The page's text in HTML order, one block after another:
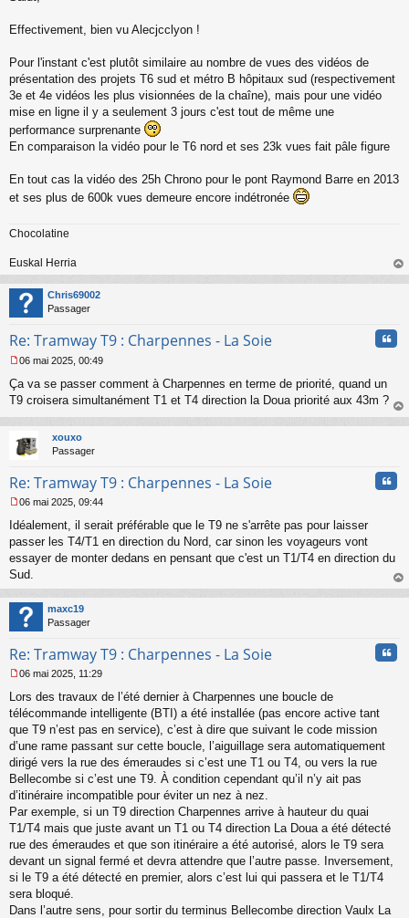
s
e
n
o
n
u
Effectivement, bien vu Alecjcclyon !
Pour l'instant c'est plutôt similaire au nombre de vues des vidéos de
présentation des projets T6 sud et métro B hôpitaux sud (respectivement
3e et 4e vidéos les plus visionnées de la chaîne), mais pour une vidéo
mise en ligne il y a seulement 3 jours c'est tout de même une
performance surprenante
En comparaison la vidéo pour le T6 nord et ses 23k vues fait pâle figure
En tout cas la vidéo des 25h Chrono pour le pont Raymond Barre en 2013
et ses plus de 600k vues demeure encore indétronée
Chocolatine
Euskal Herria
au
Chris69002
Passager
Re: Tramway T9 : Charpennes - La Soie
e
s
a
g
e
o
l
u
06 mai 2025, 00:49
Ça va se passer comment à Charpennes en terme de priorité, quand un
T9 croisera simultanément T1 et T4 direction la Doua priorité aux 43m ?
au
xouxo
Passager
Re: Tramway T9 : Charpennes - La Soie
e
s
g
n
o
u
06 mai 2025, 09:44
Idéalement, il serait préférable que le T9 ne s'arrête pas pour laisser
passer les T4/T1 en direction du Nord, car sinon les voyageurs vont
essayer de monter dedans en pensant que c'est un T1/T4 en direction du
Sud.
au
maxc19
Passager
Re: Tramway T9 : Charpennes - La Soie
e
s
s
g
e
n
o
n
l
u
06 mai 2025, 11:29
Lors des travaux de l’été dernier à Charpennes une boucle de
télécommande intelligente (BTI) a été installée (pas encore active tant
que T9 n’est pas en service), c’est à dire que suivant le code mission
d’une rame passant sur cette boucle, l’aiguillage sera automatiquement
dirigé vers la rue des émeraudes si c’est une T1 ou T4, ou vers la rue
Bellecombe si c’est une T9. À condition cependant qu’il n’y ait pas
d’itinéraire incompatible pour éviter un nez à nez.
Par exemple, si un T9 direction Charpennes arrive à hauteur du quai
T1/T4 mais que juste avant un T1 ou T4 direction La Doua a été détecté
rue des émeraudes et que son itinéraire a été autorisé, alors le T9 sera
devant un signal fermé et devra attendre que l’autre passe. Inversement,
si le T9 a été détecté en premier, alors c’est lui qui passera et le T1/T4
sera bloqué.
Dans l’autre sens, pour sortir du terminus Bellecombe direction Vaulx La